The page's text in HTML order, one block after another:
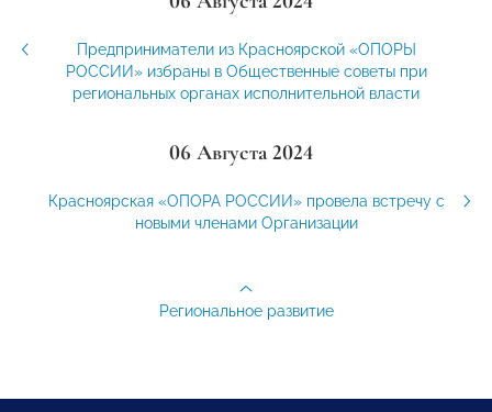
Предприниматели из Красноярской «ОПОРЫ
РОССИИ» избраны в Общественные советы при
региональных органах исполнительной власти
06 Августа 2024
Красноярская «ОПОРА РОССИИ» провела встречу с
новыми членами Организации
Региональное развитие